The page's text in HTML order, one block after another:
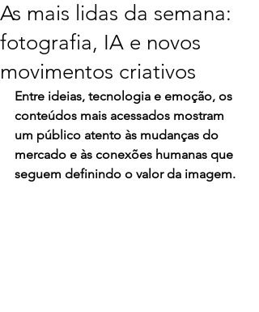
As mais lidas da semana:
fotografia, IA e novos
movimentos criativos
Entre ideias, tecnologia e emoção, os
conteúdos mais acessados mostram
um público atento às mudanças do
mercado e às conexões humanas que
seguem definindo o valor da imagem.